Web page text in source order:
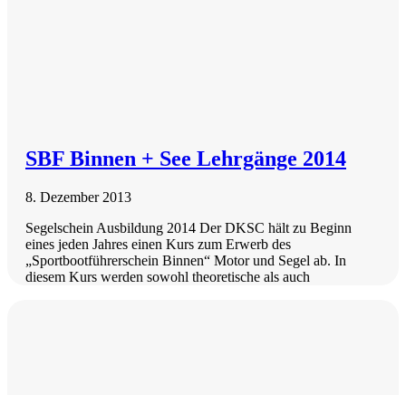
SBF Binnen + See Lehrgänge 2014
8. Dezember 2013
Segelschein Ausbildung 2014 Der DKSC hält zu Beginn
eines jeden Jahres einen Kurs zum Erwerb des
„Sportbootführerschein Binnen“ Motor und Segel ab. In
diesem Kurs werden sowohl theoretische als auch